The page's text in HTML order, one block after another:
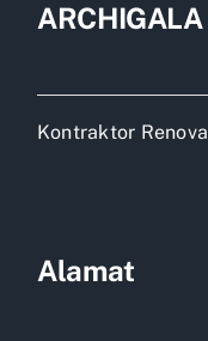
ARCHIGALA
Kontraktor
Alamat